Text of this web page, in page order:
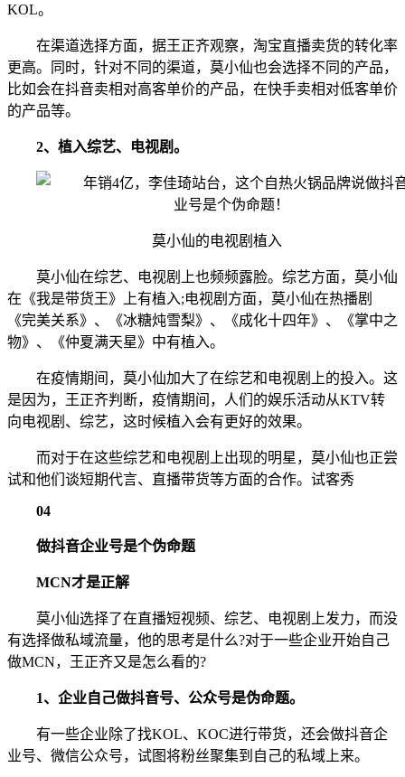
KOL。
在渠道选择方面，据王正齐观察，淘宝直播卖货的转化率
更高。同时，针对不同的渠道，莫小仙也会选择不同的产品，
比如会在抖音卖相对高客单价的产品，在快手卖相对低客单价
的产品等。
2、植入综艺、电视剧。
莫小仙的电视剧植入
莫小仙在综艺、电视剧上也频频露脸。综艺方面，莫小仙
在《我是带货王》上有植入;电视剧方面，莫小仙在热播剧
《完美关系》、《冰糖炖雪梨》、《成化十四年》、《掌中之
物》、《仲夏满天星》中有植入。
在疫情期间，莫小仙加大了在综艺和电视剧上的投入。这
是因为，王正齐判断，疫情期间，人们的娱乐活动从KTV转
向电视剧、综艺，这时候植入会有更好的效果。
而对于在这些综艺和电视剧上出现的明星，莫小仙也正尝
试和他们谈短期代言、直播带货等方面的合作。试客秀
04
做抖音企业号是个伪命题
MCN才是正解
莫小仙选择了在直播短视频、综艺、电视剧上发力，而没
有选择做私域流量，他的思考是什么?对于一些企业开始自己
做MCN，王正齐又是怎么看的?
1、企业自己做抖音号、公众号是伪命题。
有一些企业除了找KOL、KOC进行带货，还会做抖音企
业号、微信公众号，试图将粉丝聚集到自己的私域上来。